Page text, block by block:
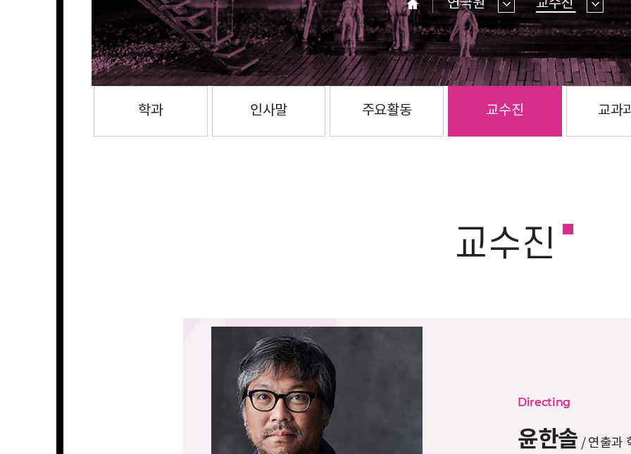
홈 연극원 교수진
학과 인사말 주요활동 교수진 교과
교수진
Directing
윤한솔 /연출과